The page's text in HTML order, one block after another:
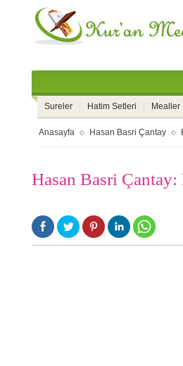
Sureler Hatim Setleri Mealler
Anasayfa Hasan Basri Çantay
Hasan Basri